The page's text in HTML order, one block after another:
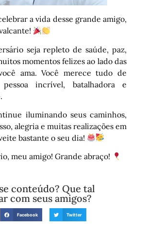
a vida desse grande amigo,
seja repleto de saúde, paz,
momentos felizes ao lado das
ama. Você merece tudo de
incrível, batalhadora e
iluminando seus caminhos,
alegria e muitas realizações em
bastante o seu dia!
meu amigo! Grande abraço!
conteúdo? Que tal
com seus amigos?
Facebook Twitter